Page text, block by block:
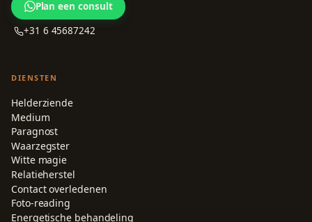
Plan een consult
+31 6 45687242
DIENSTEN
Helderziende
Medium
Paragnost
Waarzegster
Witte magie
Relatieherstel
Contact overledenen
Foto-reading
Energetische behandeling